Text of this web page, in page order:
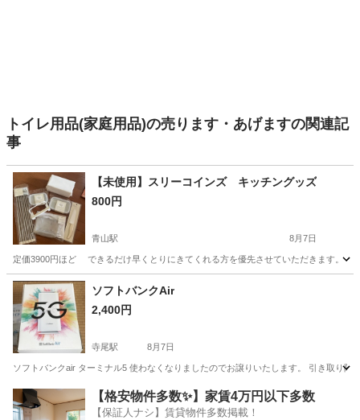
トイレ用品(家庭用品)の売ります・あげますの関連記
事
【未使用】スリーコインズ キッチングッズ
800円
青山駅 8月7日
定価3900円ほど できるだけ早くとりにきてくれる方を優先させていただきます。 よ
新潟 新潟市 青山駅 調理器具
ソフトバンクAir
2,400円
寺尾駅 8月7日
ソフトバンクair ターミナル5 使わなくなりましたのでお譲りいたします。 引き取り限
新潟 新潟市 寺尾駅 生活雑貨 Air
【格安物件多数✨】家賃4万円以下多数
【保証人ナシ】賃貸物件多数掲載！